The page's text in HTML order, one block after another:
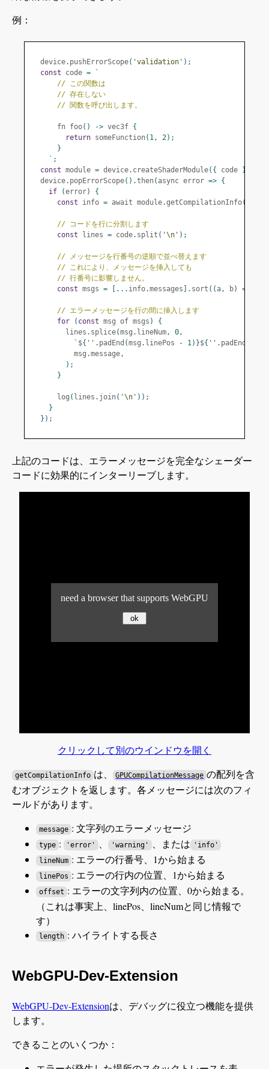
例：
  device
. pushErrorScope( 'validation' );
const code =
`
// この関数は
// 存在しない
// 関数を呼び出します。
      fn foo
() -> vec3f {
return someFunction( 1, 2);
}
`;
const module = device. createShaderModule({ code
});
  device
. popErrorScope().then( async error => {
if
(error)
{
const info = await module.getCompilationInfo();
// コードを行に分割します
const lines = code. split ( '\n' );
// メッセージを行番号の逆順で並べ替えます
// これにより、メッセージを挿入しても
// 行番号に影響しません。
const msgs = [... info.messages ]. sort (( a, b) =>
// エラーメッセージを行の間に挿入します
for
( const msg of msgs )
{
        lines
. splice(msg . lineNum, 0,
` ${ '' . padEnd (msg . linePos - 1)}${ '' . padEnd
          msg
.message,
);
}
      log
( lines . join( '\n' ));
}
});
上記のコードは、エラーメッセージを完全なシェーダー
コードに効果的にインターリーブします。
クリックして別のウインドウを開く
getCompilationInfo は、 GPUCompilationMessage の配列を含
むオブジェクトを返します。各メッセージには次のフィ
ールドがあります。
message : 文字列のエラーメッセージ
type : 'error' 、 'warning' 、または
'info'
lineNum : エラーの行番号、1から始まる
linePos : エラーの行内の位置、1から始まる
offset : エラーの文字列内の位置、0から始まる。
（これは事実上、linePos、lineNumと同じ情報で
す）
length : ハイライトする長さ
WebGPU-Dev-Extension
WebGPU-Dev-Extensionは、デバッグに役立つ機能を提供
します。
できることのいくつか：